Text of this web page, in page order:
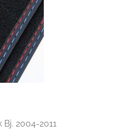
2004-2011